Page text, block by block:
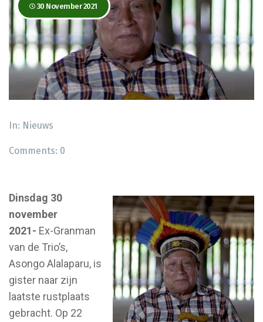
30 November 2021
In: Nieuws
Comments: 0
Dinsdag 30
november
2021- Ex-Granman
van de Trio’s,
Asongo Alalaparu, is
gister naar zijn
laatste rustplaats
gebracht. Op 22